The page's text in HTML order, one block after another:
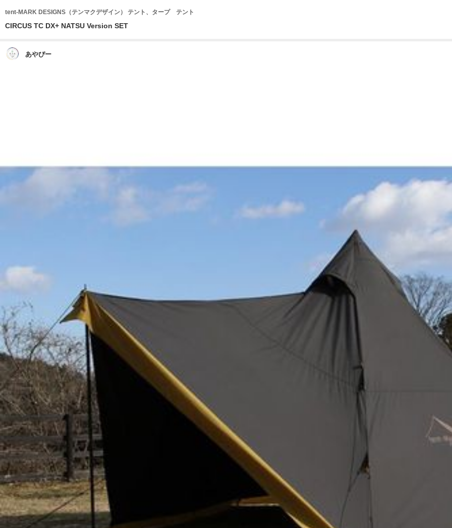
tent-MARK DESIGNS（テンマクデザイン） テント、タープ テント
CIRCUS TC DX+ NATSU Version SET
あやぴー